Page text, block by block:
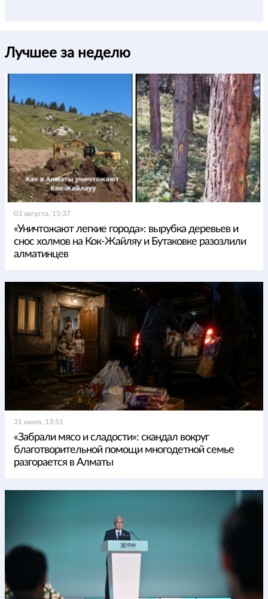
Лучшее за неделю
03 августа, 15:37
«Уничтожают легкие города»: вырубка деревьев и
снос холмов на Кок-Жайляу и Бутаковке разозлили
алматинцев
31 июля, 13:51
«Забрали мясо и сладости»: скандал вокруг
благотворительной помощи многодетной семье
разгорается в Алматы